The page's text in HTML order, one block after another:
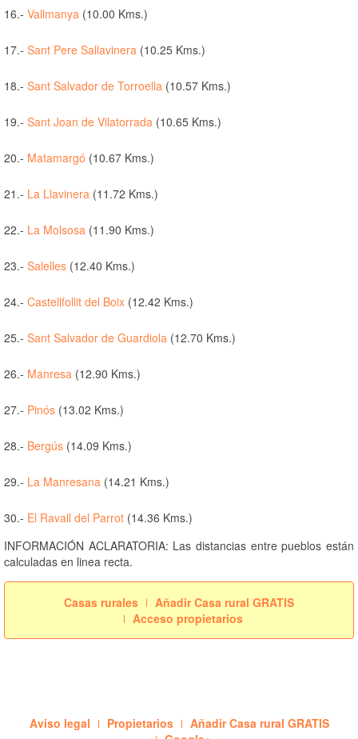
16.- Vallmanya (10.00 Kms.)
17.- Sant Pere Sallavinera (10.25 Kms.)
18.- Sant Salvador de Torroella (10.57 Kms.)
19.- Sant Joan de Vilatorrada (10.65 Kms.)
20.- Matamargó (10.67 Kms.)
21.- La Llavinera (11.72 Kms.)
22.- La Molsosa (11.90 Kms.)
23.- Salelles (12.40 Kms.)
24.- Castellfollit del Boix (12.42 Kms.)
25.- Sant Salvador de Guardiola (12.70 Kms.)
26.- Manresa (12.90 Kms.)
27.- Pinós (13.02 Kms.)
28.- Bergús (14.09 Kms.)
29.- La Manresana (14.21 Kms.)
30.- El Ravall del Parrot (14.36 Kms.)
INFORMACIÓN ACLARATORIA: Las distancias entre pueblos están
calculadas en linea recta.
Casas rurales
Añadir Casa rural GRATIS
Acceso propietarios
Aviso legal Propietarios
Añadir Casa rural GRATIS